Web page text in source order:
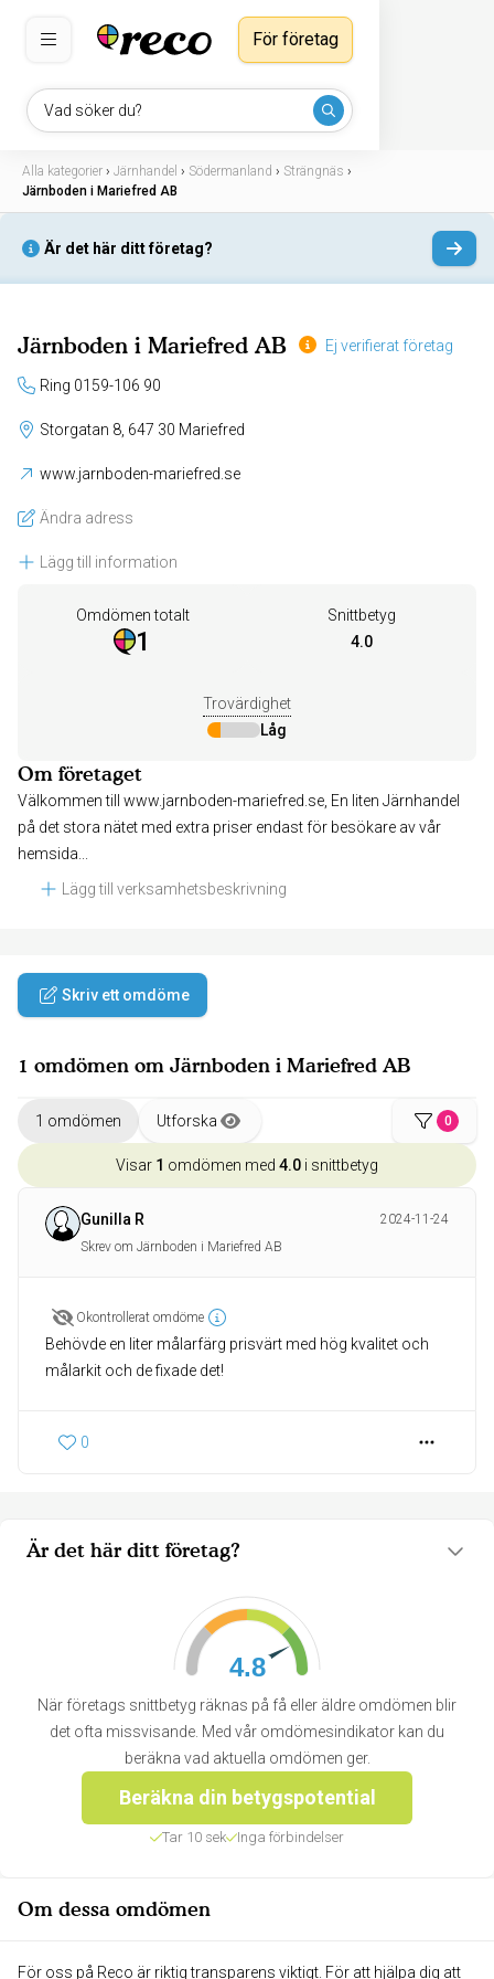
Vad söker du?
För företag
Alla kategorier › Järnhandel › Södermanland › Strängnäs ›
Järnboden i Mariefred AB
Är det här ditt företag?
Järnboden i Mariefred AB Ej verifierat företag
Ring 0159-106 90
Storgatan 8, 647 30 Mariefred
www.jarnboden-mariefred.se
Ändra adress
Lägg till information
Omdömen totalt
1
Snittbetyg
4.0
Trovärdighet
Låg
Om företaget
Välkommen till www.jarnboden-mariefred.se, En liten Järnhandel
på det stora nätet med extra priser endast för besökare av vår
hemsida...
Lägg till verksamhetsbeskrivning
Är det här ditt företag?
4.8
När företags snittbetyg räknas på få eller äldre omdömen blir
det ofta missvisande. Med vår omdömesindikator kan du
beräkna vad aktuella omdömen ger.
Beräkna din betygspotential
Tar 10 sek Inga förbindelser
Om dessa omdömen
För oss på Reco är riktig transparens viktigt. För att hjälpa dig att
Skriv ett omdöme
1 omdömen om Järnboden i Mariefred AB
1 omdömen Utforska 0
Visar 1 omdömen med 4.0 i snittbetyg
Gunilla R
2024-11-24
Skrev om Järnboden i Mariefred AB
Okontrollerat omdöme
Behövde en liter målarfärg prisvärt med hög kvalitet och
målarkit och de fixade det!
0